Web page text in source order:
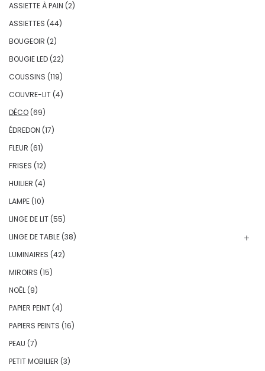
ASSIETTE À PAIN (2)
ASSIETTES (44)
BOUGEOIR (2)
BOUGIE LED (22)
COUSSINS (119)
COUVRE-LIT (4)
DÉCO (69)
ÉDREDON (17)
FLEUR (61)
FRISES (12)
HUILIER (4)
LAMPE (10)
LINGE DE LIT (55)
LINGE DE TABLE (38)
LUMINAIRES (42)
MIROIRS (15)
NOËL (9)
PAPIER PEINT (4)
PAPIERS PEINTS (16)
PEAU (7)
PETIT MOBILIER (3)